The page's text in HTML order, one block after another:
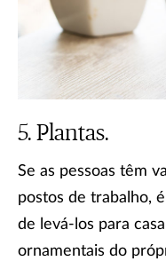
Plantas.
Se as pessoas têm
postos de trabalho,
de levá-los para
ornamentais do